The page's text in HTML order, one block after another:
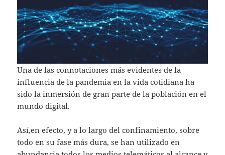
Una de las connotaciones más evidentes de la
influencia de la pandemia en la vida cotidiana ha
sido la inmersión de gran parte de la población en el
mundo digital.
Así,en efecto, y a lo largo del confinamiento, sobre
todo en su fase más dura, se han utilizado en